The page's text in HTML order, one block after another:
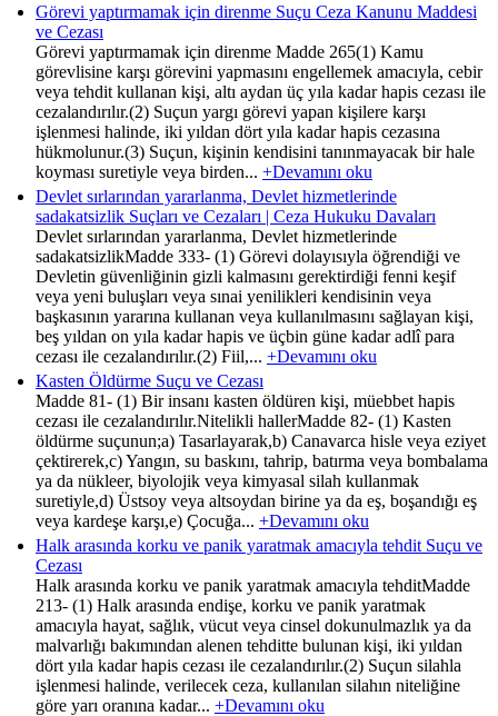
Görevi yaptırmamak için direnme Suçu Ceza Kanunu Maddesi
ve Cezası
Görevi yaptırmamak için direnme Madde 265(1) Kamu
görevlisine karşı görevini yapmasını engellemek amacıyla, cebir
veya tehdit kullanan kişi, altı aydan üç yıla kadar hapis cezası ile
cezalandırılır.(2) Suçun yargı görevi yapan kişilere karşı
işlenmesi halinde, iki yıldan dört yıla kadar hapis cezasına
hükmolunur.(3) Suçun, kişinin kendisini tanınmayacak bir hale
koyması suretiyle veya birden... +Devamını oku
Devlet sırlarından yararlanma, Devlet hizmetlerinde
sadakatsizlik Suçları ve Cezaları | Ceza Hukuku Davaları
Devlet sırlarından yararlanma, Devlet hizmetlerinde
sadakatsizlikMadde 333- (1) Görevi dolayısıyla öğrendiği ve
Devletin güvenliğinin gizli kalmasını gerektirdiği fenni keşif
veya yeni buluşları veya sınai yenilikleri kendisinin veya
başkasının yararına kullanan veya kullanılmasını sağlayan kişi,
beş yıldan on yıla kadar hapis ve üçbin güne kadar adlî para
cezası ile cezalandırılır.(2) Fiil,... +Devamını oku
Kasten Öldürme Suçu ve Cezası
Madde 81- (1) Bir insanı kasten öldüren kişi, müebbet hapis
cezası ile cezalandırılır.Nitelikli hallerMadde 82- (1) Kasten
öldürme suçunun;a) Tasarlayarak,b) Canavarca hisle veya eziyet
çektirerek,c) Yangın, su baskını, tahrip, batırma veya bombalama
ya da nükleer, biyolojik veya kimyasal silah kullanmak
suretiyle,d) Üstsoy veya altsoydan birine ya da eş, boşandığı eş
veya kardeşe karşı,e) Çocuğa... +Devamını oku
Halk arasında korku ve panik yaratmak amacıyla tehdit Suçu ve
Cezası
Halk arasında korku ve panik yaratmak amacıyla tehditMadde
213- (1) Halk arasında endişe, korku ve panik yaratmak
amacıyla hayat, sağlık, vücut veya cinsel dokunulmazlık ya da
malvarlığı bakımından alenen tehditte bulunan kişi, iki yıldan
dört yıla kadar hapis cezası ile cezalandırılır.(2) Suçun silahla
işlenmesi halinde, verilecek ceza, kullanılan silahın niteliğine
göre yarı oranına kadar... +Devamını oku